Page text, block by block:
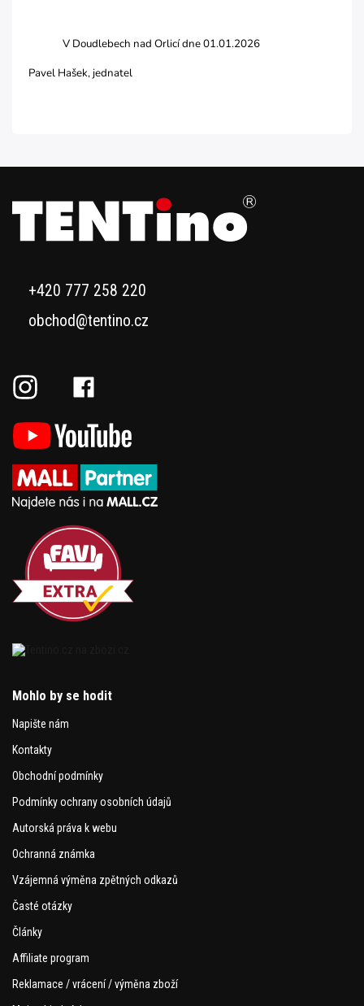
V Doudlebech nad Orlicí dne 01.01.2026
Pavel Hašek, jednatel
+420 777 258 220
obchod@tentino.cz
Mohlo by se hodit
Napište nám
Kontakty
Obchodní podmínky
Podmínky ochrany osobních údajů
Autorská práva k webu
Ochranná známka
Vzájemná výměna zpětných odkazů
Časté otázky
Články
Affiliate program
Reklamace / vrácení / výměna zboží